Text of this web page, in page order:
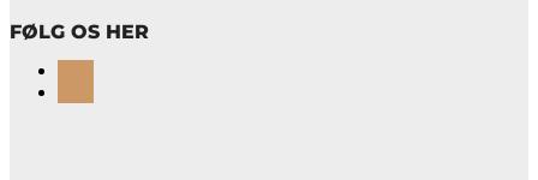
FØLG OS HER